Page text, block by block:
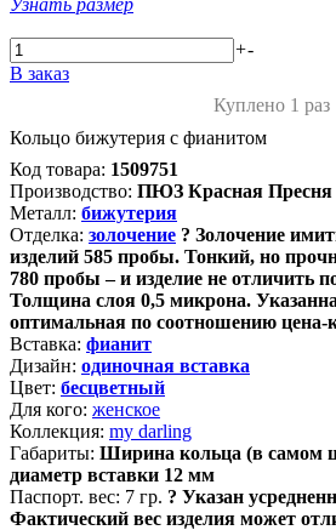
Узнать размер
+-
В заказ
Куплено 1 раз
Кольцо бижутерия с фианитом
Код товара: 1509751
Производство: ПЮЗ Красная Пресня
Металл: бижутерия
Отделка: золочение ? Золочение
изделий 585 пробы. Тонкий, но
780 пробы – и изделие не отличить
Толщина слоя 0,5 микрона.
оптимальная по соотношению цена-
Вставка: фианит
Дизайн: одиночная вставка
Цвет: бесцветный
Для кого: женское
Коллекция: my darling
Габариты: Ширина кольца (в самом
диаметр вставки 12 мм
Паспорт. вес: 7 гр. ? Указан
Фактический вес изделия может